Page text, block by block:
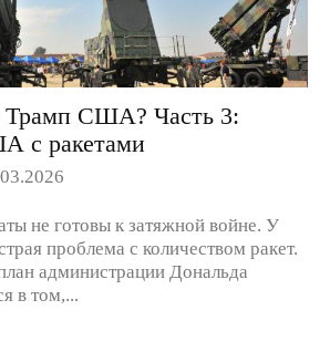
Трамп США? Часть 3:
с ракетами
не готовы к затяжной войне. У
проблема с количеством ракет.
администрации Дональда
в том,...